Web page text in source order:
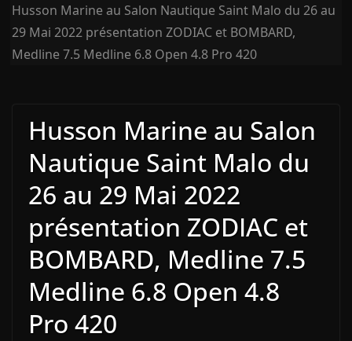
Husson Marine au Salon Nautique Saint Malo du 26 au
29 Mai 2022 présentation ZODIAC et BOMBARD,
Medline 7.5 Medline 6.8 Open 4.8 Pro 420
Husson Marine au Salon
Nautique Saint Malo du
26 au 29 Mai 2022
présentation ZODIAC et
BOMBARD, Medline 7.5
Medline 6.8 Open 4.8
Pro 420